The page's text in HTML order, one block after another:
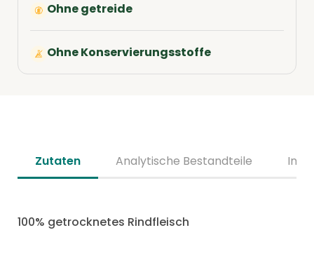
Ohne getreide
Ohne Konservierungsstoffe
Zutaten Analytische Bestandteile
100% getrocknetes Rindfleisch